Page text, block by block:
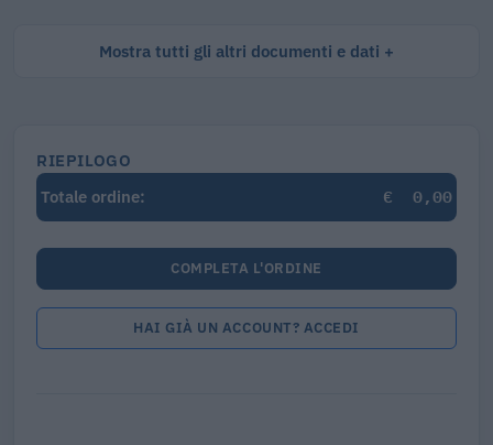
Mostra tutti gli altri documenti e dati
RIEPILOGO
Totale ordine:
€ 0,00
COMPLETA L'ORDINE
HAI GIÀ UN ACCOUNT? ACCEDI